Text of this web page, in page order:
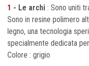
1 - Le archi : Sono uniti
Sono in resine polimero
legno, una tecnologia
specialmente dedicata
Colore : grigio